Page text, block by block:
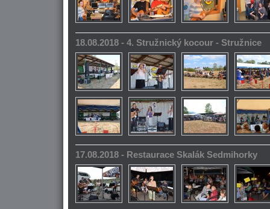
18.08.2018 - 4. Stružnický kocour - Stružnice
17.08.2018 - Restaurace Skalák Sedmihorky